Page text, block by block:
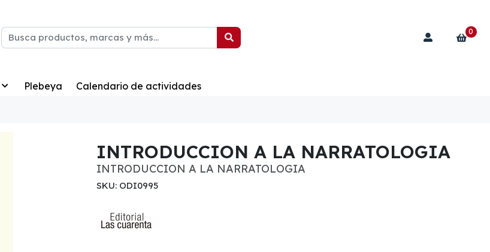
0
Plebeya Calendario de actividades
INTRODUCCION A LA NARRATOLOGIA
INTRODUCCION A LA NARRATOLOGIA
SKU: ODI0995